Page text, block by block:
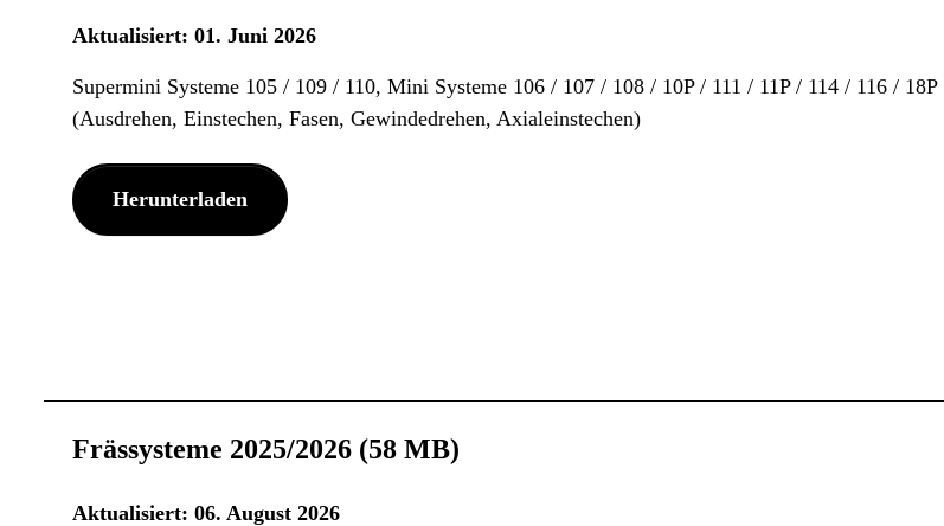
Aktualisiert: 01. Juni 2026
Supermini Systeme 105 / 109 / 110, Mini Systeme 106 / 107 / 108 / 10P / 111 / 11P / 114 / 116 / 18P
(Ausdrehen, Einstechen, Fasen, Gewindedrehen, Axialeinstechen)
Herunterladen
Frässysteme 2025/2026 (58 MB)
Aktualisiert: 06. August 2026